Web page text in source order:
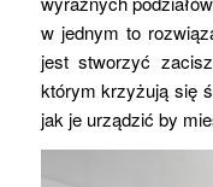
w jednym to
jest stworzyć
którym krzyżują się
jak je urządzić by